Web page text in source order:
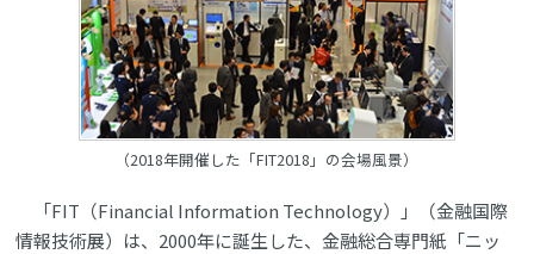
（2018年開催した「FIT2018」の会場風景）
「FIT（Financial Information Technology）」（金融国際
情報技術展）は、2000年に誕生した、金融総合専門紙「ニッ